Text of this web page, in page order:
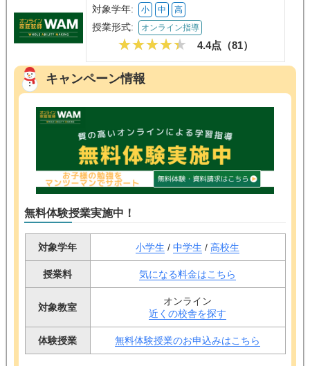
対象学年: 小 中 高
授業形式: オンライン指導
4.4点（81）
キャンペーン情報
無料体験授業実施中！
対象学年 小学生 / 中学生 / 高校生
授業料 気になる料金はこちら
対象教室
オンライン
近くの校舎を探す
体験授業 無料体験授業のお申込みはこちら